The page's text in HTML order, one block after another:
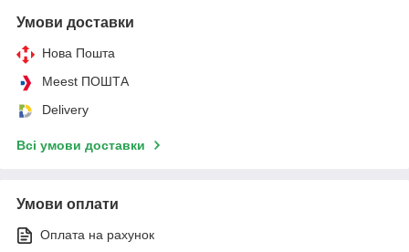
Умови доставки
Нова Пошта
Meest ПОШТА
Delivery
Всі умови доставки
Умови оплати
Оплата на рахунок